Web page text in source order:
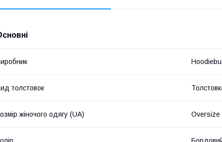
толстовок
жіночого одягу (UA) Oversize